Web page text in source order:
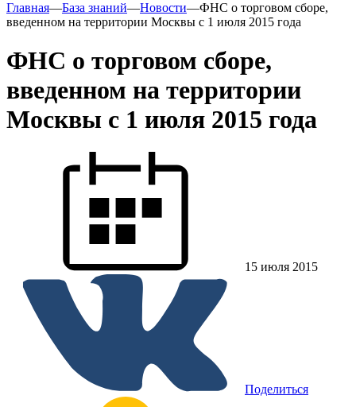
Главная—База знаний—Новости—ФНС о торговом сборе,
введенном на территории Москвы с 1 июля 2015 года
ФНС о торговом сборе,
введенном на территории
Москвы с 1 июля 2015 года
15 июля 2015
Поделиться